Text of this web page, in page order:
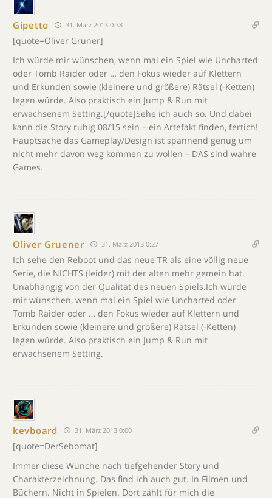
Gipetto 31. März 2013 0:38
[quote=Oliver Grüner]
Ich würde mir wünschen, wenn mal ein Spiel wie Uncharted
oder Tomb Raider oder … den Fokus wieder auf Klettern
und Erkunden sowie (kleinere und größere) Rätsel (-Ketten)
legen würde. Also praktisch ein Jump & Run mit
erwachsenem Setting.[/quote]Sehe ich auch so. Und dabei
kann die Story ruhig 08/15 sein – ein Artefakt finden, fertich!
Hauptsache das Gameplay/Design ist spannend genug um
nicht mehr davon weg kommen zu wollen – DAS sind wahre
Games.
Oliver Gruener 31. März 2013 0:27
Ich sehe den Reboot und das neue TR als eine völlig neue
Serie, die NICHTS (leider) mit der alten mehr gemein hat.
Unabhängig von der Qualität des neuen Spiels.Ich würde
mir wünschen, wenn mal ein Spiel wie Uncharted oder
Tomb Raider oder … den Fokus wieder auf Klettern und
Erkunden sowie (kleinere und größere) Rätsel (-Ketten)
legen würde. Also praktisch ein Jump & Run mit
erwachsenem Setting.
kevboard 31. März 2013 0:00
[quote=DerSebomat]
Immer diese Wünche nach tiefgehender Story und
Charakterzeichnung. Das find ich auch gut. In Filmen und
Büchern. Nicht in Spielen. Dort zählt für mich die